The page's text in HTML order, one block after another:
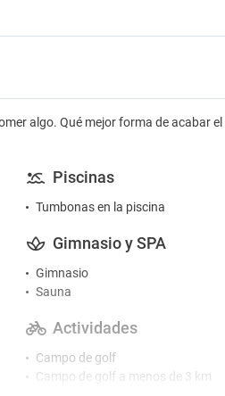
algo. Qué mejor forma de acabar el
Piscinas
Tumbonas en la piscina
Gimnasio y SPA
Gimnasio
Sauna
Actividades
Campo de golf
Campo de golf a menos de 3 km